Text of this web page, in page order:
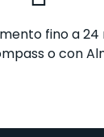
fino a
o con